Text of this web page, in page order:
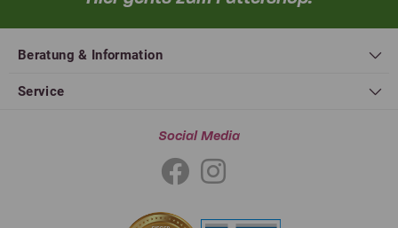
Beratung & Information
Service
Social Media